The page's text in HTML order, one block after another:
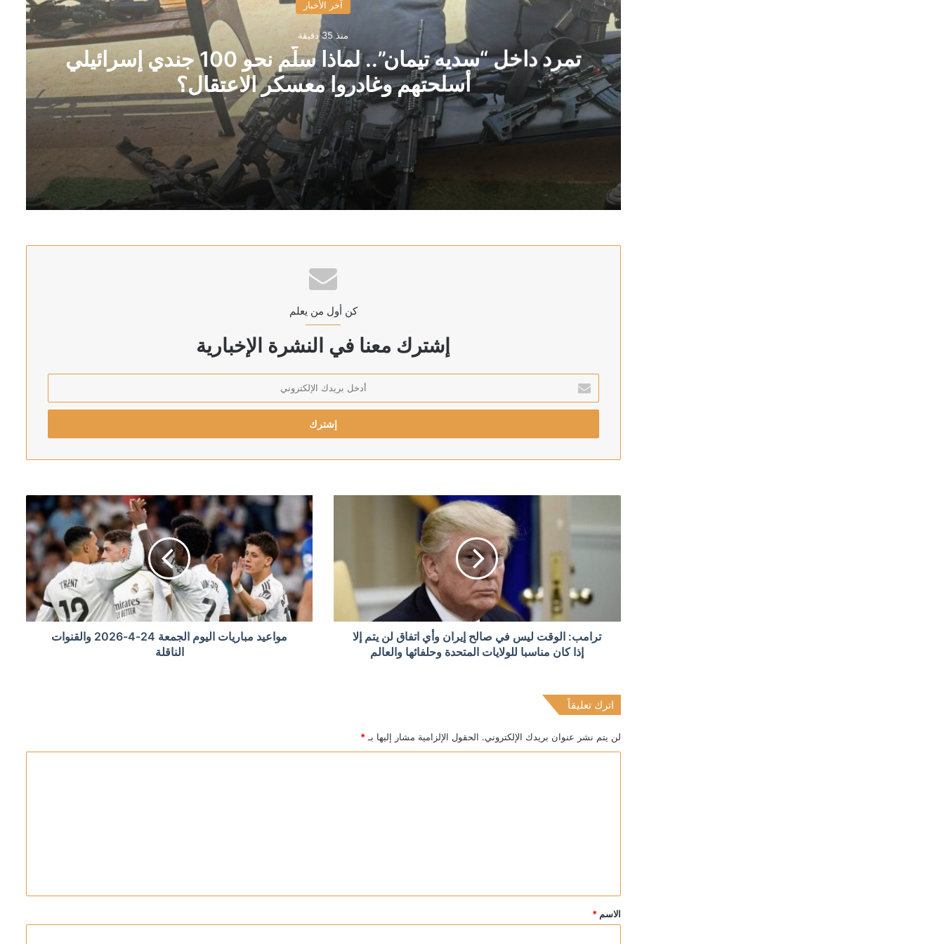
آخر الأخبار
منذ 35 دقيقة
تمرد داخل “سديه تيمان”.. لماذا سلّم نحو 100 جندي إسرائيلي
أسلحتهم وغادروا معسكر الاعتقال؟
تمرد داخل “سديه تيمان”.. لماذا سلّم نحو 100 جندي إسرائيلي أسلحتهم وغادروا معسكر الاعتقال؟
الحرس الثوري يعلن استهداف قاعدة الأزرق الجوية الأمريكية في الأردن
قطر تنفي استضافة وفد إيراني في سفارتها بدمشق
منذ 3 ساعات
العفو الدولية: الهند أرسلت 2596 شحنة من الأسلحة لإسرائيل خلال حرب غزة
مصادر: “حماس” توافق مبدئيا على خطة ترامب لإدارة غزة وإعادة الإعمار
منذ 5 ساعات
كن أول من يعلم
إشترك معنا في النشرة الإخبارية
بريدك
الإلكتروني
ترامب: الوقت ليس في صالح إيران وأي اتفاق لن يتم إلا
إذا كان مناسبا للولايات المتحدة وحلفائها والعالم
مواعيد مباريات اليوم الجمعة 24-4-2026 والقنوات
الناقلة
اترك تعليقاً
لن يتم نشر عنوان بريدك الإلكتروني. الحقول الإلزامية مشار إليها بـ *
*
الاسم *